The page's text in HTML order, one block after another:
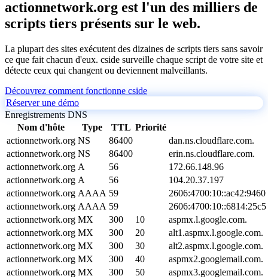
actionnetwork.org est l'un des milliers de
scripts tiers présents sur le web.
La plupart des sites exécutent des dizaines de scripts tiers sans savoir
ce que fait chacun d'eux. cside surveille chaque script de votre site et
détecte ceux qui changent ou deviennent malveillants.
Découvrez comment fonctionne cside
Réserver une démo
Enregistrements DNS
Nom d'hôte
Type TTL Priorité
actionnetwork.org NS 86400
dan.ns.cloudflare.com.
actionnetwork.org NS 86400
erin.ns.cloudflare.com.
actionnetwork.org A 56
172.66.148.96
actionnetwork.org A 56
104.20.37.197
actionnetwork.org AAAA 59
2606:4700:10::ac42:9460
actionnetwork.org AAAA 59
2606:4700:10::6814:25c5
actionnetwork.org MX 300 10
aspmx.l.google.com.
actionnetwork.org MX 300 20
alt1.aspmx.l.google.com.
actionnetwork.org MX 300 30
alt2.aspmx.l.google.com.
actionnetwork.org MX 300 40
aspmx2.googlemail.com.
actionnetwork.org MX 300 50
aspmx3.googlemail.com.